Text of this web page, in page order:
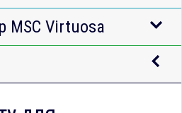
MSC Virtuosa